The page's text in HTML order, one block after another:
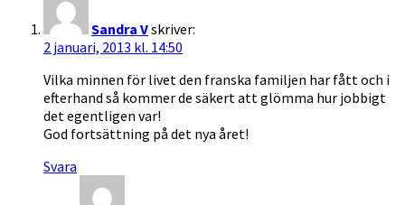
Sandra Vskriver:
2 januari, 2013 kl. 14:50
Vilka minnen för livet den franska familjen har fått och i
efterhand så kommer de säkert att glömma hur jobbigt
det egentligen var!
God fortsättning på det nya året!
Svara